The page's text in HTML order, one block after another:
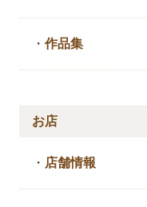
・作品集
お店
・ 店舗情報